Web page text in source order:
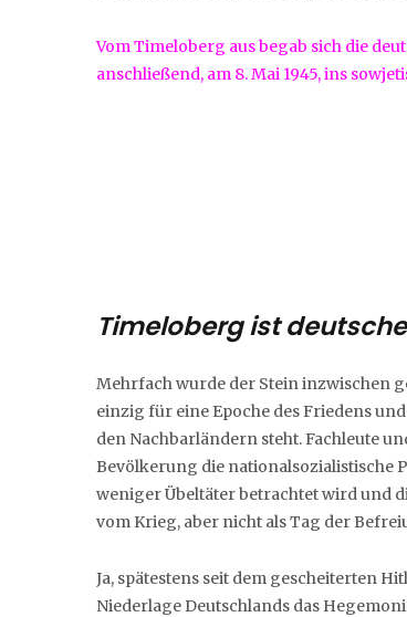
Vom Timeloberg aus begab sich die
anschließend, am 8. Mai 1945, ins
Timeloberg ist
Mehrfach wurde der Stein inzwischen
einzig für eine Epoche des Friedens
den Nachbarländern steht. Fachleute
Bevölkerung die nationalsozialistische
weniger Übeltäter betrachtet wird und
vom Krieg, aber nicht als Tag der
Ja, spätestens seit dem gescheiterten
Niederlage Deutschlands das